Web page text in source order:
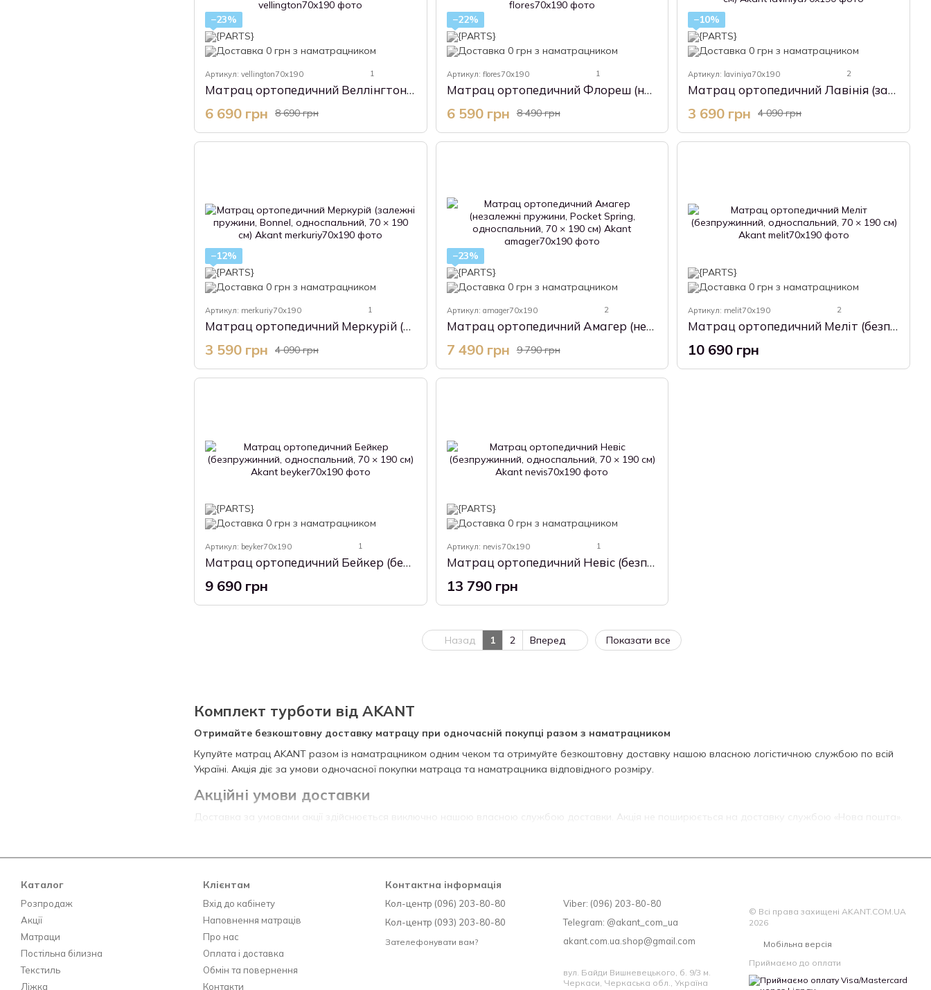
Комплект турботи від AKANT
Отримайте безкоштовну доставку матрацу при одночасній покупці разом з наматрацником
Купуйте матрац AKANT разом із наматрацником одним чеком та отримуйте безкоштовну доставку нашою власною логістичною службою по всій
Україні. Акція діє за умови одночасної покупки матраца та наматрацника відповідного розміру.
Акційні умови доставки
Доставка за умовами акції здійснюється виключно нашою власною службою доставки. Акція не поширюється на доставку службою «Нова пошта».
Товари, що беруть участь в акції
Основний товар: матраци AKANT - пружинні та безпружинні моделі.
Супутній товар: будь-який наматрацник відповідно до розміру замовленого матраца.
Винятки: тонкі матраци-топери (матраци на диван), не беруть участі в акції як основний товар.
Період дії акції
Акція діє з 01.02.2026 до 30.09.2026, зі змінами від 15.06.2026.
−23%
Артикул: vellington70x190 1
Матрац ортопедичний Веллінгтон (незалежні пружини, Pocket Spring, односпальний, 70 × 190 см) Akant
8 690 грн
6 690 грн
−22%
Артикул: flores70x190 1
Матрац ортопедичний Флореш (незалежні пружини, Pocket Spring, односпальний, 70 × 190 см) Akant
8 490 грн
6 590 грн
−10%
Артикул: laviniya70x190 2
Матрац ортопедичний Лавінія (залежні пружини, Bonnel, односпальний, 70 × 190 см) Akant
4 090 грн
3 690 грн
−12%
Артикул: merkuriy70x190 1
Матрац ортопедичний Меркурій (залежні пружини, Bonnel, односпальний, 70 × 190 см) Akant
4 090 грн
3 590 грн
−23%
Артикул: amager70x190 2
Матрац ортопедичний Амагер (незалежні пружини, Pocket Spring, односпальний, 70 × 190 см) Akant
9 790 грн
7 490 грн
Артикул: melit70x190 2
Матрац ортопедичний Меліт (безпружинний, односпальний, 70 × 190 см) Akant
10 690 грн
Артикул: beyker70x190 1
Матрац ортопедичний Бейкер (безпружинний, односпальний, 70 × 190 см) Akant
9 690 грн
Артикул: nevis70x190 1
Матрац ортопедичний Невіс (безпружинний, односпальний, 70 × 190 см) Akant
13 790 грн
Назад 1 2 Вперед Показати все
Каталог
Розпродаж
Акції
Матраци
Постільна білизна
Текстиль
Ліжка
Клієнтам
Вхід до кабінету
Наповнення матраців
Про нас
Оплата і доставка
Обмін та повернення
Контакти
Контактна інформація
Кол-центр (096) 203-80-80
Кол-центр (093) 203-80-80
Зателефонувати вам?
Viber: (096) 203-80-80
Telegram: @akant_com_ua
akant.com.ua.shop@gmail.com
вул. Байди Вишневецького, б. 9/3 м.
Черкаси, Черкаська обл., Україна
© Всі права захищені AKANT.COM.UA
2026
Мобільна версія
Приймаємо до оплати